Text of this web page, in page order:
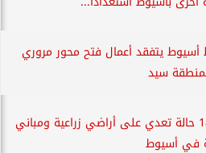
يتفقد أعمال فتح محور مروري
سيد
إزالة 18 حالة تعدي على أراضي زراعية ومباني
في أسيوط